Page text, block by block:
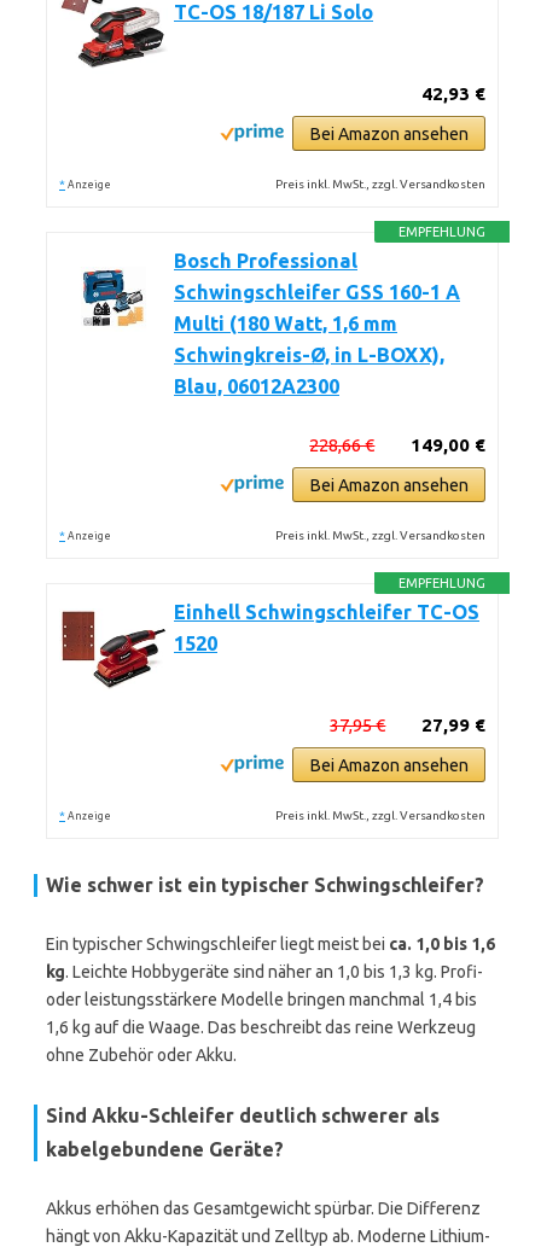
TC-OS 18/187 Li Solo
42,93 €
Bei Amazon ansehen
* Anzeige Preis inkl. MwSt., zzgl. Versandkosten
EMPFEHLUNG
Bosch Professional
Schwingschleifer GSS 160-1 A
Multi (180 Watt, 1,6 mm
Schwingkreis-Ø, in L-BOXX),
Blau, 06012A2300
149,00 €
228,66 €
Bei Amazon ansehen
* Anzeige Preis inkl. MwSt., zzgl. Versandkosten
EMPFEHLUNG
Einhell Schwingschleifer TC-OS
1520
27,99 €
37,95 €
Bei Amazon ansehen
* Anzeige Preis inkl. MwSt., zzgl. Versandkosten
Wie schwer ist ein typischer Schwingschleifer?
Ein typischer Schwingschleifer liegt meist bei ca. 1,0 bis 1,6
kg. Leichte Hobbygeräte sind näher an 1,0 bis 1,3 kg. Profi-
oder leistungsstärkere Modelle bringen manchmal 1,4 bis
1,6 kg auf die Waage. Das beschreibt das reine Werkzeug
ohne Zubehör oder Akku.
Sind Akku-Schleifer deutlich schwerer als
kabelgebundene Geräte?
Akkus erhöhen das Gesamtgewicht spürbar. Die Differenz
hängt von Akku-Kapazität und Zelltyp ab. Moderne Lithium-